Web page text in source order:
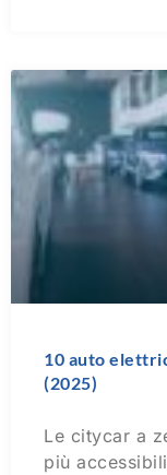
10 auto
(2025)
Le citycar a
più